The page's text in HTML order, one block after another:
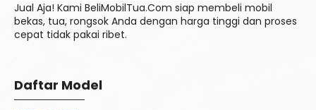
Jual Aja! Kami BeliMobilTua.Com siap membeli mobil
bekas, tua, rongsok Anda dengan harga tinggi dan proses
cepat tidak pakai ribet.
Daftar Model